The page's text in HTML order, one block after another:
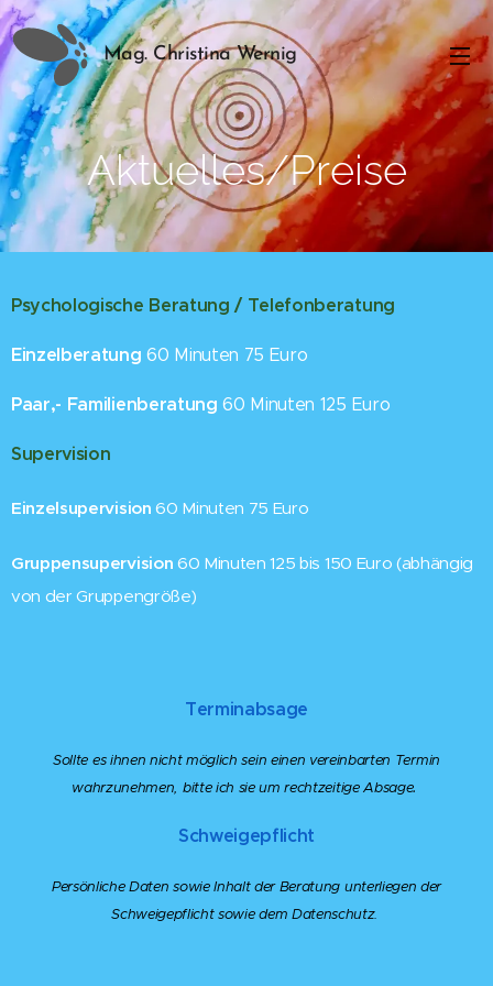
Mag. Christina Wernig
Aktuelles/Preise
Psychologische Beratung / Telefonberatung
Einzelberatung60 Minuten 75 Euro
Paar,- Familienberatung60 Minuten 125 Euro
Supervision
Einzelsupervision 60 Minuten 75 Euro
Gruppensupervision 60 Minuten 125 bis 150 Euro (abhängig
von der Gruppengröße)
Terminabsage
Sollte es ihnen nicht möglich sein einen vereinbarten Termin
wahrzunehmen, bitte ich sie um rechtzeitige Absage.
Schweigepflicht
Persönliche Daten sowie Inhalt der Beratung unterliegen der
Schweigepflicht sowie dem Datenschutz.